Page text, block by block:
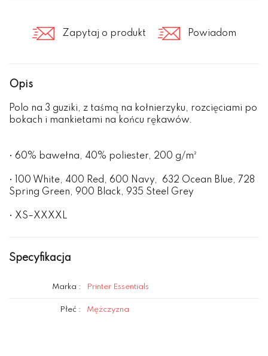
Zapytaj o produkt Powiadom
Opis
Polo na 3 guziki, z taśmą na kołnierzyku, rozcięciami po
bokach i mankietami na końcu rękawów.
• 60% bawełna, 40% poliester, 200 g/m²
• 100 White, 400 Red, 600 Navy, 632 Ocean Blue, 728
Spring Green, 900 Black, 935 Steel Grey
• XS–XXXXL
Specyfikacja
Marka : Printer Essentials
Płeć : Mężczyzna